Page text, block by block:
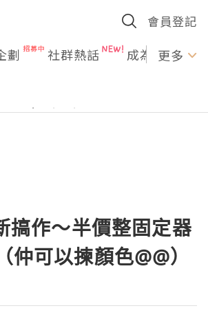
會員登記
劃 社群熱話 成為U更多
搞作～半價整固定器
可以揀顏色@@）